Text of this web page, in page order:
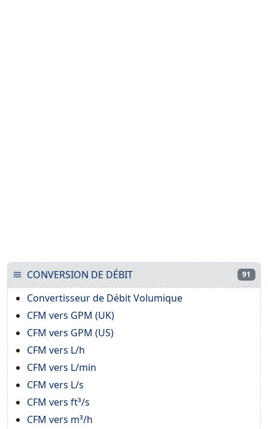
CONVERSION DE DÉBIT 91
Convertisseur de Débit Volumique
CFM vers GPM (UK)
CFM vers GPM (US)
CFM vers L/h
CFM vers L/min
CFM vers L/s
CFM vers ft³/s
CFM vers m³/h